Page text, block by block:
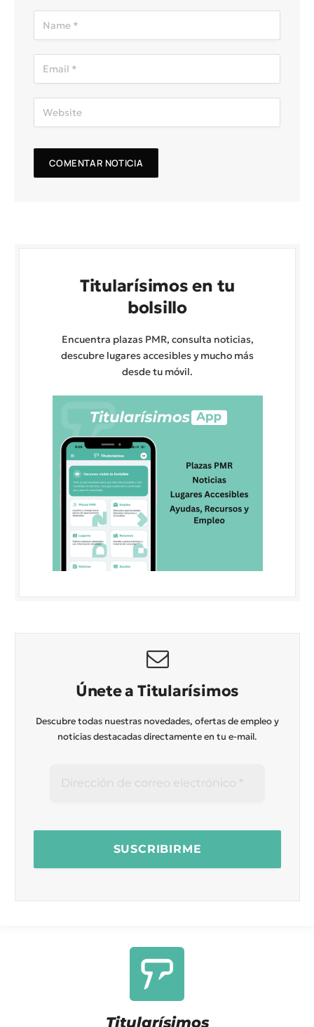
Titularísimos en tu
bolsillo
Encuentra plazas PMR, consulta noticias,
descubre lugares accesibles y mucho más
desde tu móvil.
Únete a Titularísimos
Descubre todas nuestras novedades, ofertas de empleo y
noticias destacadas directamente en tu e-mail.
Titularísimos